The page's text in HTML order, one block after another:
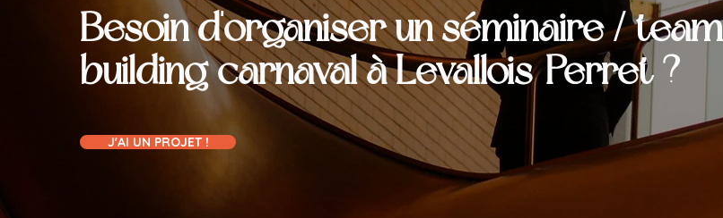
Besoin d'organiser un séminaire / team
building carnaval à Levallois-Perret ?
J'AI UN PROJET !